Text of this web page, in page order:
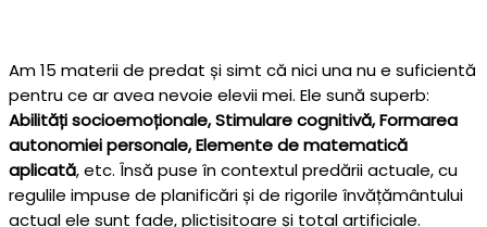
Am 15 materii de predat și simt că nici una nu e suficientă
pentru ce ar avea nevoie elevii mei. Ele sună superb:
Abilități socioemoționale, Stimulare cognitivă, Formarea
autonomiei personale, Elemente de matematică
aplicată, etc. Însă puse în contextul predării actuale, cu
regulile impuse de planificări și de rigorile învățământului
actual ele sunt fade, plictisitoare și total artificiale.